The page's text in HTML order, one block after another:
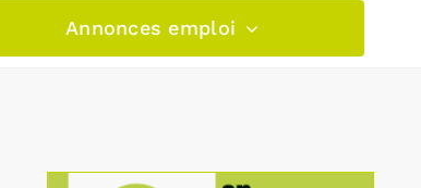
Annonces emploi